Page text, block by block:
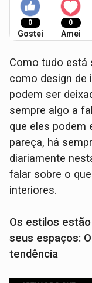
0
Gostei
0
Amei
Como tudo está
como design de
podem ser
sempre algo a
que eles podem
pareça, há
diariamente
falar sobre o
interiores.
Os estilos
seus espaços:
tendência